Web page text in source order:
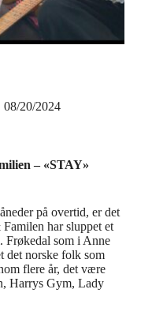
08/20/2024
– «STAY»
på overtid, er det
har sluppet et
Frøkedal som i Anne
det norske folk som
flere år, det være
Harrys Gym, Lady